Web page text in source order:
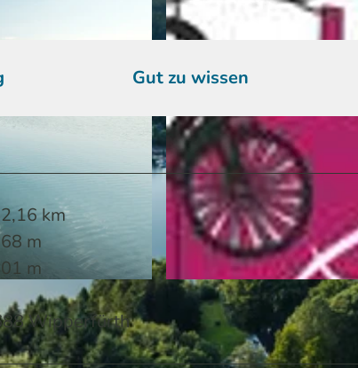
© KI-optimiert
Gut zu wissen
km
m
m
Wipperfürth